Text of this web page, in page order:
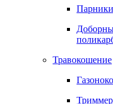
Травокошение